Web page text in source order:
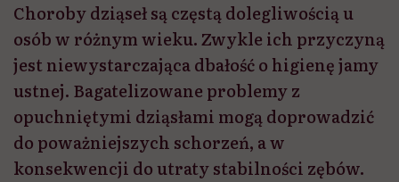
Choroby dziąseł są częstą dolegliwością u
osób w różnym wieku. Zwykle ich przyczyną
jest niewystarczająca dbałość o higienę jamy
ustnej. Bagatelizowane problemy z
opuchniętymi dziąsłami mogą doprowadzić
do poważniejszych schorzeń, a w
konsekwencji do utraty stabilności zębów.